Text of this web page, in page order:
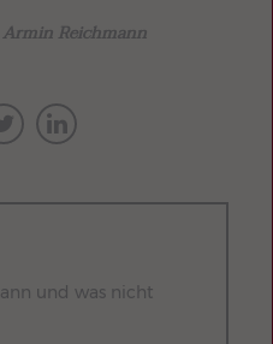
Reichmann
und was nicht